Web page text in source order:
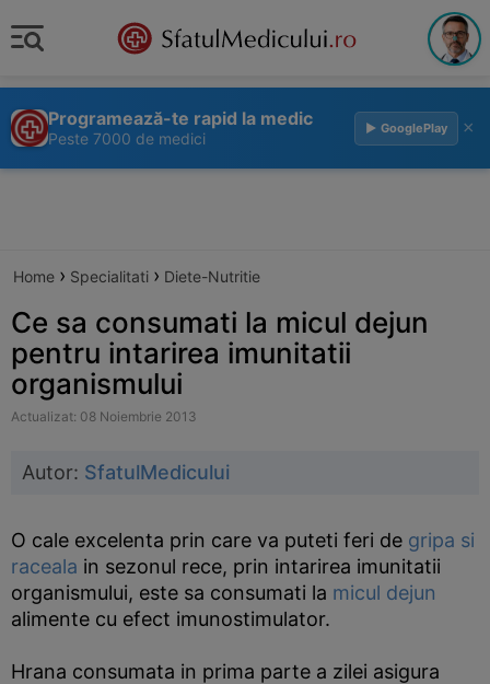
Programează-te rapid la medic
Peste 7000 de medici
▶ GooglePlay ×
Home › Specialitati › Diete-Nutritie
Ce sa consumati la micul dejun
pentru intarirea imunitatii
organismului
Actualizat: 08 Noiembrie 2013
Autor: SfatulMedicului
O cale excelenta prin care va puteti feri de gripa si
raceala in sezonul rece, prin intarirea imunitatii
organismului, este sa consumati la micul dejun
alimente cu efect imunostimulator.
Hrana consumata in prima parte a zilei asigura